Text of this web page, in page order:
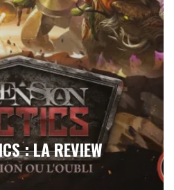
: LA REVIEW